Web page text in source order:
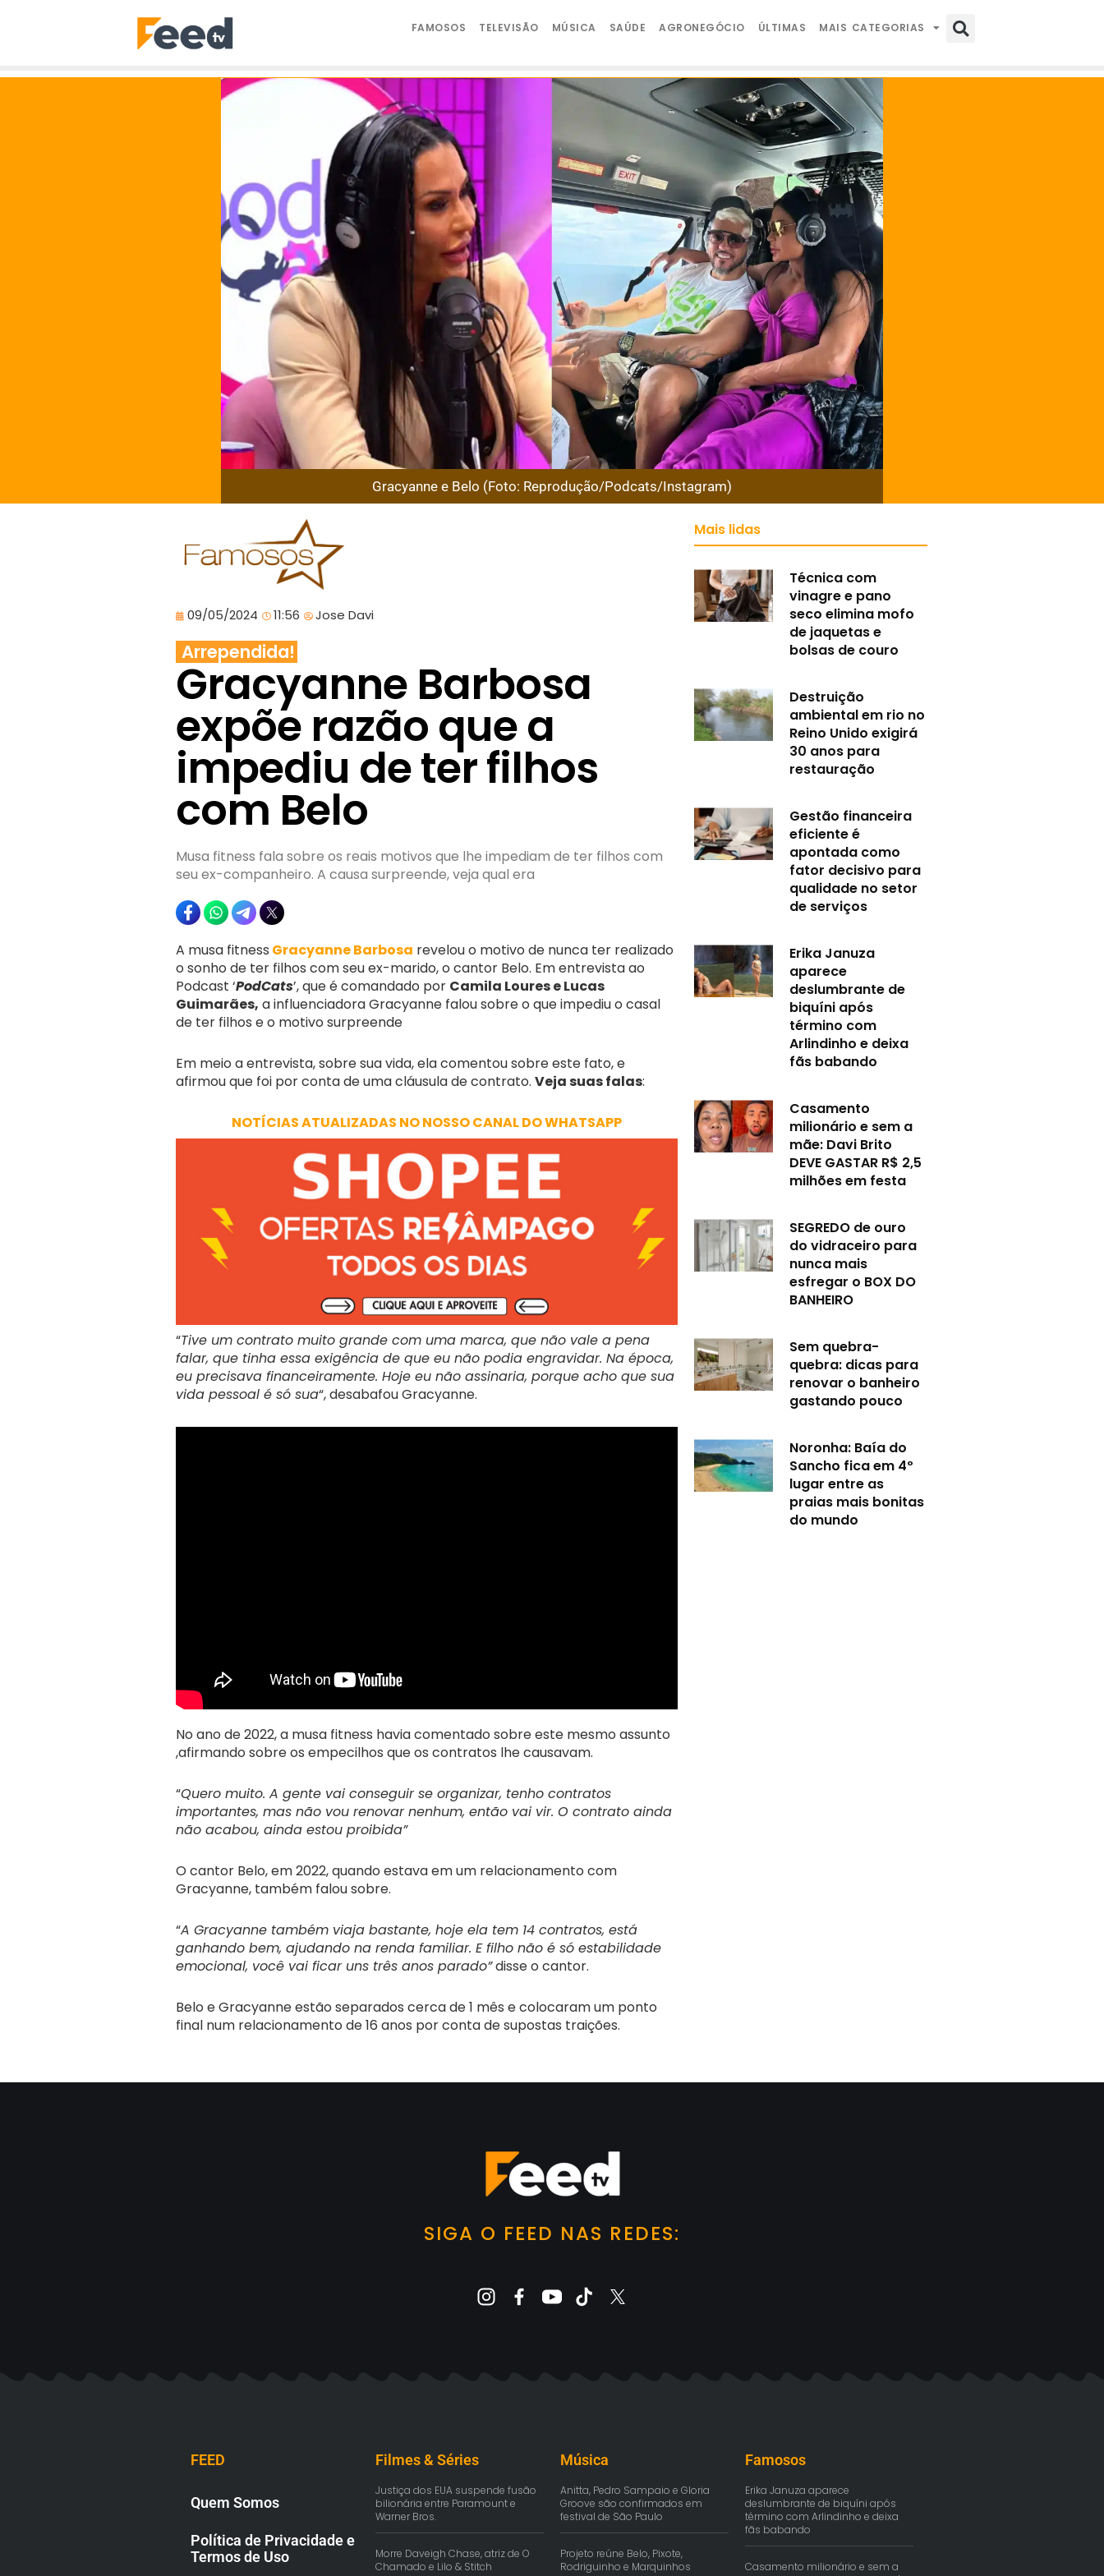
FAMOSOS TELEVISÃO MÚSICA SAÚDE AGRONEGÓCIO ÚLTIMAS MAIS CATEGORIAS
Gracyanne e Belo (Foto: Reprodução/Podcats/Instagram)
09/05/2024 11:56 Jose Davi
Arrependida!
Gracyanne Barbosa
expõe razão que a
impediu de ter filhos
com Belo
Musa fitness fala sobre os reais motivos que lhe impediam de ter filhos com
seu ex-companheiro. A causa surpreende, veja qual era
A musa fitness Gracyanne Barbosa revelou o motivo de nunca ter realizado
o sonho de ter filhos com seu ex-marido, o cantor Belo. Em entrevista ao
Podcast ‘PodCats’, que é comandado por Camila Loures e Lucas
Guimarães, a influenciadora Gracyanne falou sobre o que impediu o casal
de ter filhos e o motivo surpreende
Em meio a entrevista, sobre sua vida, ela comentou sobre este fato, e
afirmou que foi por conta de uma cláusula de contrato. Veja suas falas:
NOTÍCIAS ATUALIZADAS NO NOSSO CANAL DO WHATSAPP
“Tive um contrato muito grande com uma marca, que não vale a pena
falar, que tinha essa exigência de que eu não podia engravidar. Na época,
eu precisava financeiramente. Hoje eu não assinaria, porque acho que sua
vida pessoal é só sua“, desabafou Gracyanne.
No ano de 2022, a musa fitness havia comentado sobre este mesmo assunto
,afirmando sobre os empecilhos que os contratos lhe causavam.
“Quero muito. A gente vai conseguir se organizar, tenho contratos
importantes, mas não vou renovar nenhum, então vai vir. O contrato ainda
não acabou, ainda estou proibida”
O cantor Belo, em 2022, quando estava em um relacionamento com
Gracyanne, também falou sobre.
“A Gracyanne também viaja bastante, hoje ela tem 14 contratos, está
ganhando bem, ajudando na renda familiar. E filho não é só estabilidade
emocional, você vai ficar uns três anos parado”disse o cantor.
Belo e Gracyanne estão separados cerca de 1 mês e colocaram um ponto
final num relacionamento de 16 anos por conta de supostas traições.
Mais lidas
Técnica com
vinagre e pano
seco elimina mofo
de jaquetas e
bolsas de couro
Destruição
ambiental em rio no
Reino Unido exigirá
30 anos para
restauração
Gestão financeira
eficiente é
apontada como
fator decisivo para
qualidade no setor
de serviços
Erika Januza
aparece
deslumbrante de
biquíni após
término com
Arlindinho e deixa
fãs babando
Casamento
milionário e sem a
mãe: Davi Brito
DEVE GASTAR R$ 2,5
milhões em festa
SEGREDO de ouro
do vidraceiro para
nunca mais
esfregar o BOX DO
BANHEIRO
Sem quebra-
quebra: dicas para
renovar o banheiro
gastando pouco
Noronha: Baía do
Sancho fica em 4º
lugar entre as
praias mais bonitas
do mundo
SIGA O FEED NAS REDES:
FEED
Quem Somos
Política de Privacidade e
Termos de Uso
Filmes & Séries
Justiça dos EUA suspende fusão
bilionária entre Paramount e
Warner Bros.
Morre Daveigh Chase, atriz de O
Chamado e Lilo & Stitch
Música
Anitta, Pedro Sampaio e Gloria
Groove são confirmados em
festival de São Paulo
Projeto reúne Belo, Pixote,
Rodriguinho e Marquinhos
Famosos
Erika Januza aparece
deslumbrante de biquíni após
término com Arlindinho e deixa
fãs babando
Casamento milionário e sem a